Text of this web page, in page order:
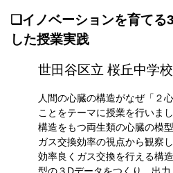
❏イノベーションを育てる3
した授業実践
世田谷区立 桜丘中学
人間の心臓の構造がなぜ「２
ことをテーマに授業を行いま
構造をもつ両生類の心臓の模
ガス交換効率の視点から観察
効率良くガス交換を行える構